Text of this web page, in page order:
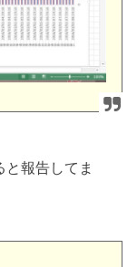
報告してま